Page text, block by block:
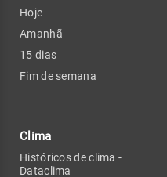
Hoje
Amanhã
15 dias
Fim de semana
Clima
Históricos de clima -
Dataclima